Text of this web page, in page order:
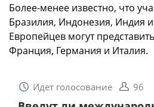
Более-менее известно, что
Бразилия, Индонезия, Индия
Европейцев могут
Франция, Германия и Италия.